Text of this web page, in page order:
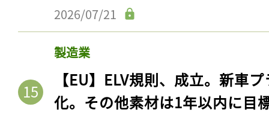
2026/07/21
製造業
【EU】ELV規則、成立。新車
化。その他素材は1年以内に目